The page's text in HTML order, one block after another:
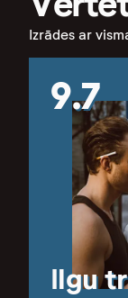
Izrādes ar
9.7
Ilgu